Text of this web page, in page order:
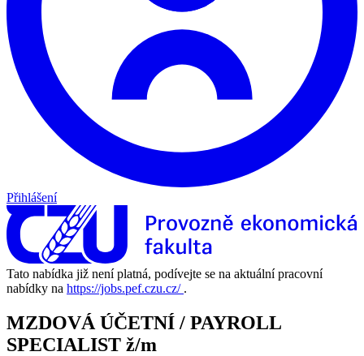
Přihlášení
Tato nabídka již není platná, podívejte se na aktuální pracovní
nabídky na https://jobs.pef.czu.cz/ .
MZDOVÁ ÚČETNÍ / PAYROLL
SPECIALIST ž/m